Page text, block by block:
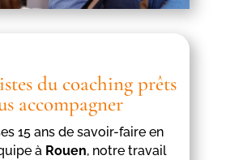
du coaching prêts
accompagner
15 ans de savoir-faire en
à Rouen, notre travail